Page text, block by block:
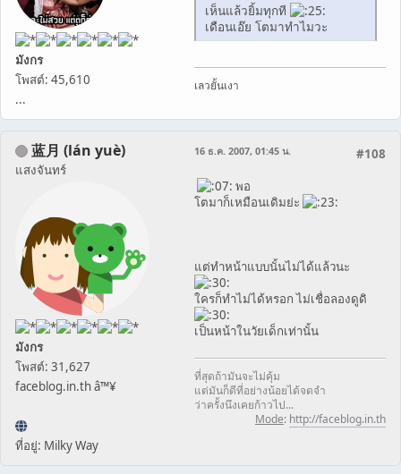
มังกร
โพสต์: 45,610
...
เห็นแล้วยิ้มทุกที
เดือนเอ๊ย โตมาทำไมวะ
เลวยั้นเงา
蓝月 (lán yuè)
แสงจันทร์
มังกร
โพสต์: 31,627
faceblog.in.th â™¥
ที่อยู่: Milky Way
#108
16 ธ.ค. 2007, 01:45 น.
พอ
โตมาก็เหมือนเดิมย่ะ
แต่ทำหน้าแบบนั้นไม่ได้แล้วนะ
ใครก็ทำไม่ได้หรอก ไม่เชื่อลองดูดิ
เป็นหน้าในวัยเด็กเท่านั้น
ที่สุดถ้ามันจะไม่คุ้ม
แต่มันก็ดีที่อย่างน้อยได้จดจำ
ว่าครั้งนึงเคยก้าวไป...
Mode: http://faceblog.in.th